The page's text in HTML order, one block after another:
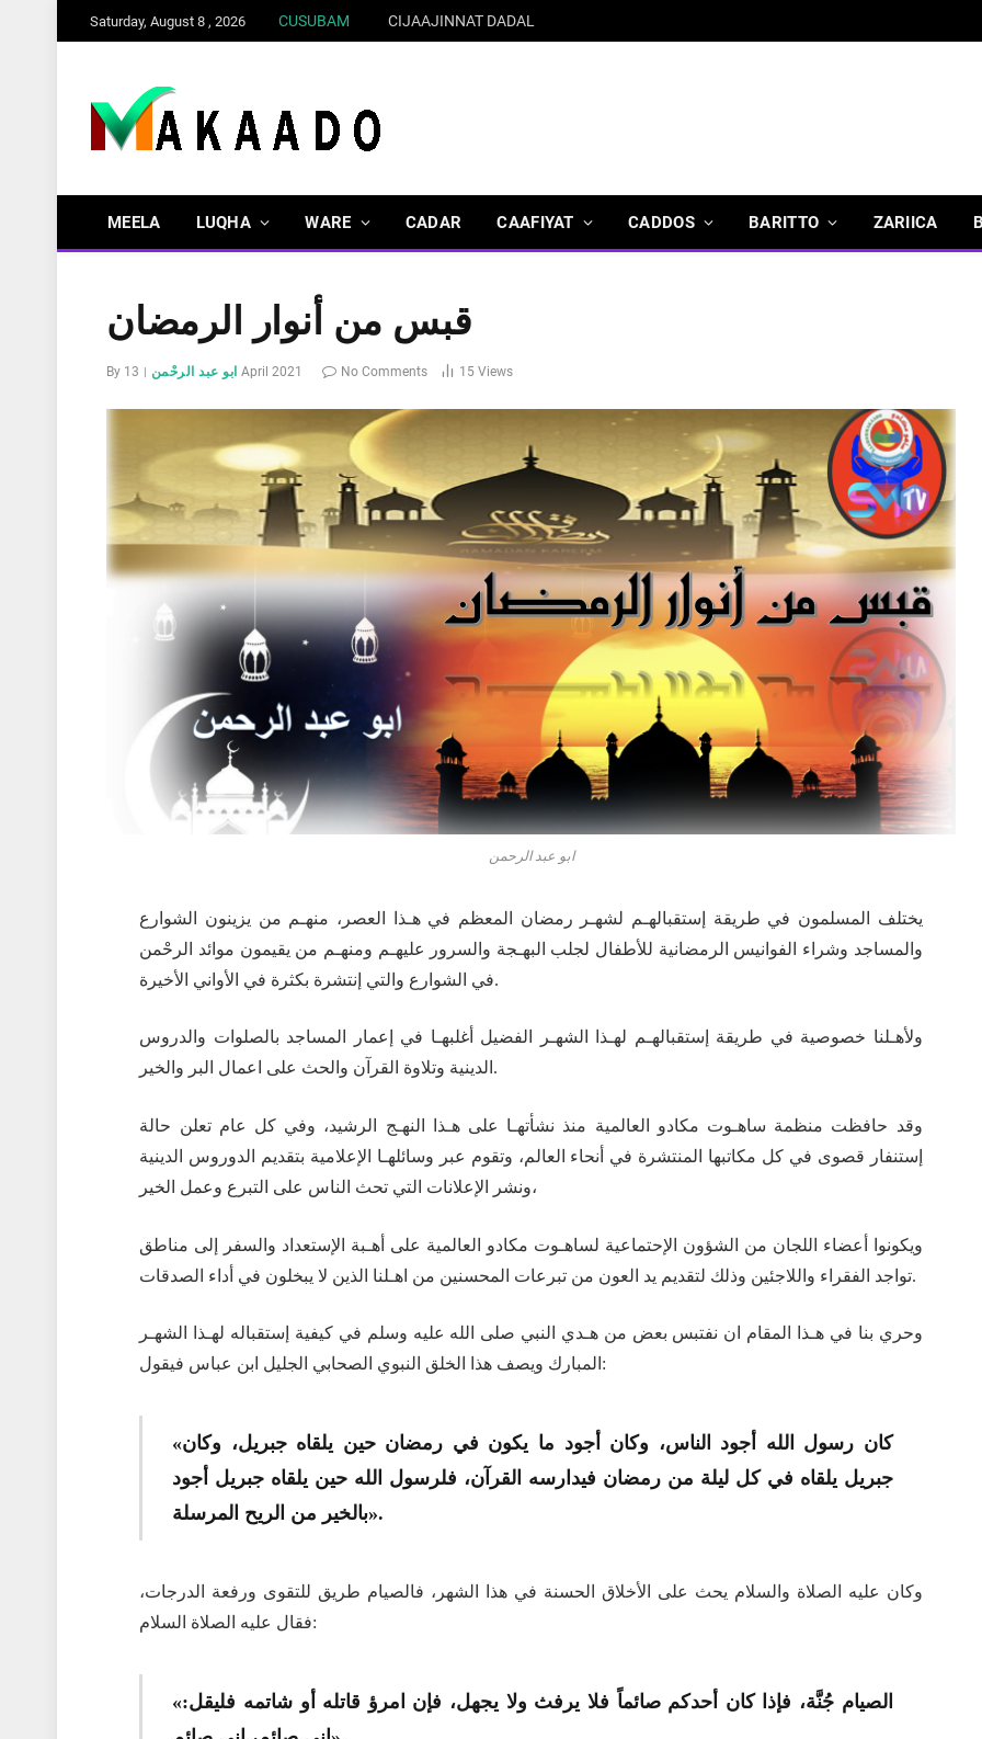
Saturday, August 8 , 2026 CUSUBAM CIJAAJINNAT DADAL
MEELA LUQHA WARE CADAR CAAFIYAT CADDOS BARITTO ZARIICA
قبس من أنوار الرمضان
By ابو عبد الرحْمن 13 April 2021 No Comments 15 Views
ابو عبد الرحمن
يختلف المسلمون في طريقة إستقبالهـم لشهـر رمضان المعظم في هـذا العصر، منهـم من يزينون الشوارع
والمساجد وشراء الفوانيس الرمضانية للأطفال لجلب البهـجة والسرور عليهـم ومنهـم من يقيمون موائد الرحْمن
في الشوارع والتي إنتشرة بكثرة في الأواني الأخيرة.
ولأهـلنا خصوصية في طريقة إستقبالهـم لهـذا الشهـر الفضيل أغلبهـا في إعمار المساجد بالصلوات والدروس
الدينية وتلاوة القرآن والحث على اعمال البر والخير.
وقد حافظت منظمة ساهـوت مكادو العالمية منذ نشأتهـا على هـذا النهـج الرشيد، وفي كل عام تعلن حالة
إستنفار قصوى في كل مكاتبها المنتشرة في أنحاء العالم، وتقوم عبر وسائلهـا الإعلامية بتقديم الدوروس الدينية
ونشر الإعلانات التي تحث الناس على التبرع وعمل الخير،
ويكونوا أعضاء اللجان من الشؤون الإحتماعية لساهـوت مكادو العالمية على أهـبة الإستعداد والسفر إلى مناطق
تواجد الفقراء واللاجئين وذلك لتقديم يد العون من تبرعات المحسنين من اهـلنا الذين لا يبخلون في أداء الصدقات.
وحري بنا في هـذا المقام ان نفتبس بعض من هـدي النبي صلى الله عليه وسلم في كيفية إستقباله لهـذا الشهـر
المبارك ويصف هذا الخلق النبوي الصحابي الجليل ابن عباس فيقول:
«كان رسول الله أجود الناس، وكان أجود ما يكون في رمضان حين يلقاه جبريل، وكان
جبريل يلقاه في كل ليلة من رمضان فيدارسه القرآن، فلرسول الله حين يلقاه جبريل أجود
بالخير من الريح المرسلة».
وكان عليه الصلاة والسلام يحث على الأخلاق الحسنة في هذا الشهر، فالصيام طريق للتقوى ورفعة الدرجات،
فقال عليه الصلاة السلام:
«الصيام جُنَّة، فإذا كان أحدكم صائماً فلا يرفث ولا يجهل، فإن امرؤ قاتله أو شاتمه فليقل: